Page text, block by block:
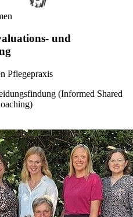
und
Pflegepraxis
(Informed Shared